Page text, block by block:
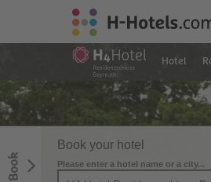
Hotel
Book
Book your hotel
Please enter a hotel name or a city...